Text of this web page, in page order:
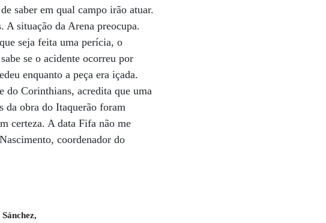
saber em qual campo irão atuar.
A situação da Arena preocupa.
seja feita uma perícia, o
se o acidente ocorreu por
enquanto a peça era içada.
do Corinthians, acredita que uma
da obra do Itaquerão foram
certeza. A data Fifa não me
coordenador do